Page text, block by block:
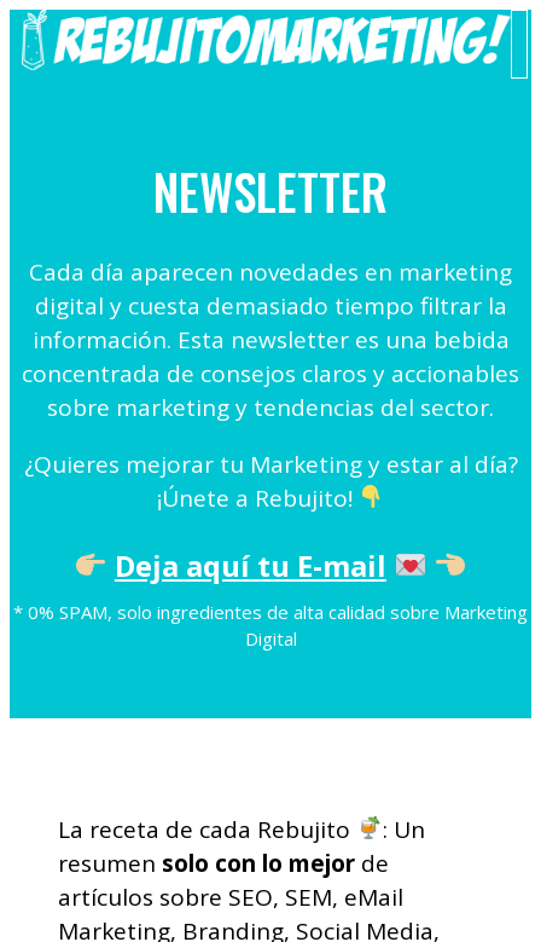
Saltar
al
NEWSLETTER
Cada día aparecen novedades en marketing
digital y cuesta demasiado tiempo filtrar la
información. Esta newsletter es una bebida
concentrada de consejos claros y accionables
sobre marketing y tendencias del sector.
¿Quieres mejorar tu Marketing y estar al día?
¡Únete a Rebujito!
Deja aquí tu E-mail
* 0% SPAM, solo ingredientes de alta calidad sobre Marketing
Digital
La receta de cada Rebujito
: Un
resumen solo con lo mejor de
artículos sobre SEO, SEM, eMail
Marketing, Branding, Social Media,